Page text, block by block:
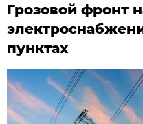
Грозовой фронт
пунктах